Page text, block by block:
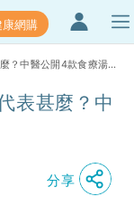
康網購
表甚麼？中
分享